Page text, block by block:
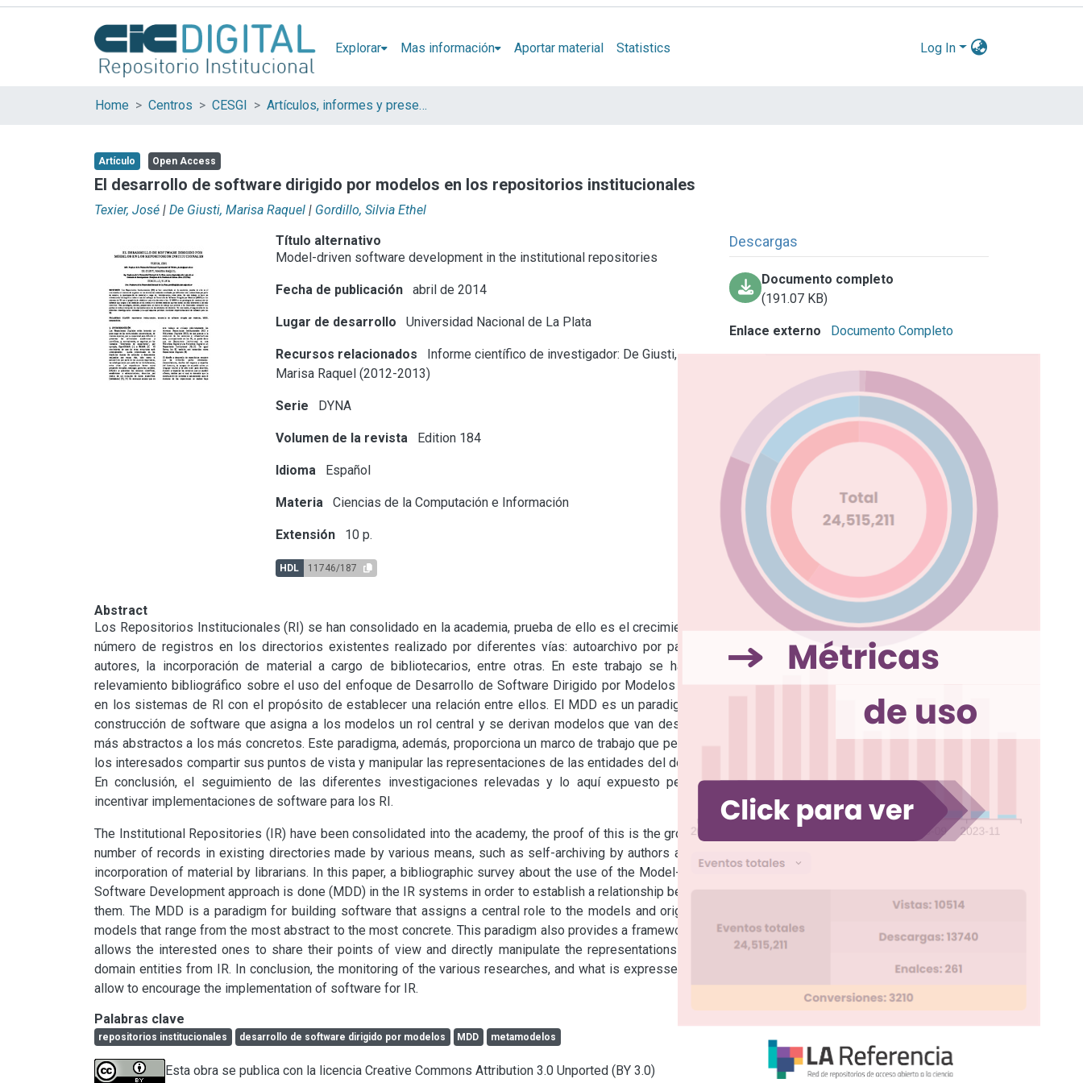
Explorar Mas información Aportar material Statistics Log In
Home Centros CESGI Artículos, informes y presentaciones en Congresos CESGI
Artículo Open Access
El desarrollo de software dirigido por modelos en los repositorios institucionales
Texier, José | De Giusti, Marisa Raquel | Gordillo, Silvia Ethel
Título alternativo
Model-driven software development in the institutional repositories
Fecha de publicación abril de 2014
Lugar de desarrollo Universidad Nacional de La Plata
Recursos relacionados
Informe científico de investigador: De Giusti,
Marisa Raquel (2012-2013)
Serie DYNA
Volumen de la revista Edition 184
Idioma Español
Materia Ciencias de la Computación e Información
Extensión 10 p.
HDL 11746/187
Descargas
Documento completo
(191.07 KB)
Enlace externo Documento Completo
Abstract
Los Repositorios Institucionales (RI) se han consolidado en la academia, prueba de ello es el crecimiento en
número de registros en los directorios existentes realizado por diferentes vías: autoarchivo por parte de
autores, la incorporación de material a cargo de bibliotecarios, entre otras. En este trabajo se hace un
relevamiento bibliográfico sobre el uso del enfoque de Desarrollo de Software Dirigido por Modelos (MDD)
en los sistemas de RI con el propósito de establecer una relación entre ellos. El MDD es un paradigma de
construcción de software que asigna a los modelos un rol central y se derivan modelos que van desde los
más abstractos a los más concretos. Este paradigma, además, proporciona un marco de trabajo que permite a
los interesados compartir sus puntos de vista y manipular las representaciones de las entidades del dominio.
En conclusión, el seguimiento de las diferentes investigaciones relevadas y lo aquí expuesto permiten
incentivar implementaciones de software para los RI.
The Institutional Repositories (IR) have been consolidated into the academy, the proof of this is the growth in
number of records in existing directories made by various means, such as self-archiving by authors and the
incorporation of material by librarians. In this paper, a bibliographic survey about the use of the Model-Driven
Software Development approach is done (MDD) in the IR systems in order to establish a relationship between
them. The MDD is a paradigm for building software that assigns a central role to the models and originates
models that range from the most abstract to the most concrete. This paradigm also provides a framework that
allows the interested ones to share their points of view and directly manipulate the representations of the
domain entities from IR. In conclusion, the monitoring of the various researches, and what is expressed here,
allow to encourage the implementation of software for IR.
Palabras clave
repositorios institucionales desarrollo de software dirigido por modelos MDD metamodelos
Esta obra se publica con la licencia Creative Commons Attribution 3.0 Unported (BY 3.0)